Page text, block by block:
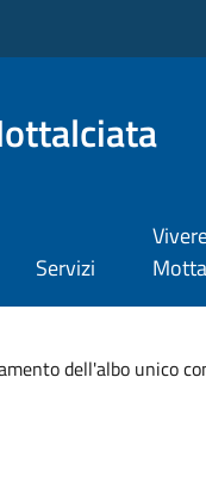
Servizi
dell'albo unico